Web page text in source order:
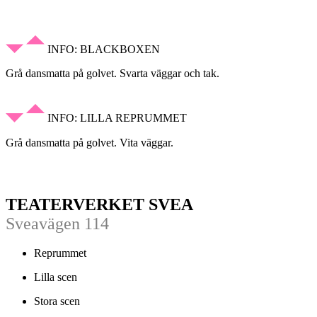
INFO: BLACKBOXEN
Grå dansmatta på golvet. Svarta väggar och tak.
INFO: LILLA REPRUMMET
Grå dansmatta på golvet. Vita väggar.
TEATERVERKET SVEA
Sveavägen 114
Reprummet
Lilla scen
Stora scen